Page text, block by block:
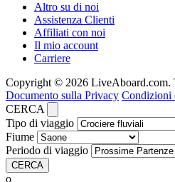
Altro su di noi
Assistenza Clienti
Affiliati con noi
Il mio account
Carriere
Copyright © 2026 LiveAboard.com.
Documento sulla Privacy Condizioni
CERCA
Tipo di viaggio
Fiume
Periodo di viaggio
CERCA
o